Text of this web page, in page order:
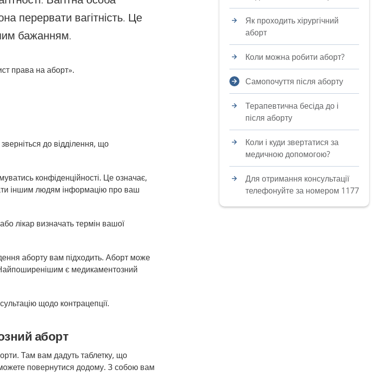
перервати вагітність. Це
бажанням.
права на аборт».
до відділення, що
конфіденційності. Це означає,
іншим людям інформацію про ваш
лікар визначать термін вашої
аборту вам підходить. Аборт може
є медикаментозний
щодо контрацепції.
аборт
Там вам дадуть таблетку, що
повернутися додому. З собою вам
Як проходить хірургічний
аборт
Коли можна робити аборт?
Самопочуття після аборту
Терапевтична бесіда до і
після аборту
Коли і куди звертатися за
медичною допомогою?
Для отримання консультації
телефонуйте за номером 1177